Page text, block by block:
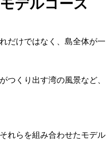
デルコース
だけではなく、島全体が一
つくり出す湾の風景など、
れらを組み合わせたモデル